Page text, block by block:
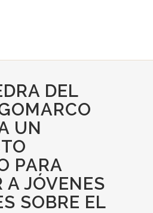
DEL
UN
PARA
A JÓVENES
SOBRE EL